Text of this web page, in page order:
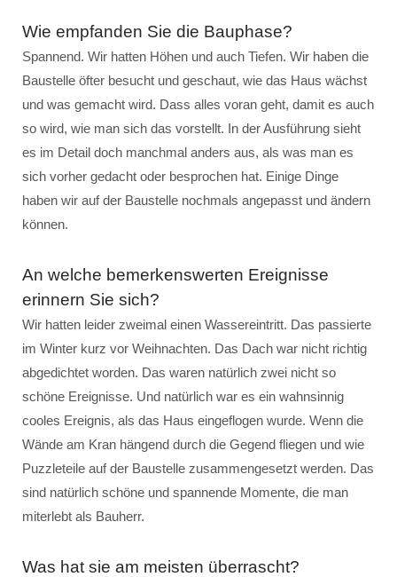
Wie empfanden Sie die Bauphase?
Spannend. Wir hatten Höhen und auch Tiefen. Wir haben die
Baustelle öfter besucht und geschaut, wie das Haus wächst
und was gemacht wird. Dass alles voran geht, damit es auch
so wird, wie man sich das vorstellt. In der Ausführung sieht
es im Detail doch manchmal anders aus, als was man es
sich vorher gedacht oder besprochen hat. Einige Dinge
haben wir auf der Baustelle nochmals angepasst und ändern
können.
An welche bemerkenswerten Ereignisse
erinnern Sie sich?
Wir hatten leider zweimal einen Wassereintritt. Das passierte
im Winter kurz vor Weihnachten. Das Dach war nicht richtig
abgedichtet worden. Das waren natürlich zwei nicht so
schöne Ereignisse. Und natürlich war es ein wahnsinnig
cooles Ereignis, als das Haus eingeflogen wurde. Wenn die
Wände am Kran hängend durch die Gegend fliegen und wie
Puzzleteile auf der Baustelle zusammengesetzt werden. Das
sind natürlich schöne und spannende Momente, die man
miterlebt als Bauherr.
Was hat sie am meisten überrascht?